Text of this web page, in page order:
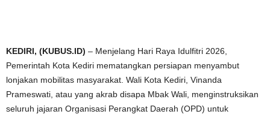
KEDIRI, (KUBUS.ID) – Menjelang Hari Raya Idulfitri 2026,
Pemerintah Kota Kediri mematangkan persiapan menyambut
lonjakan mobilitas masyarakat. Wali Kota Kediri, Vinanda
Prameswati, atau yang akrab disapa Mbak Wali, menginstruksikan
seluruh jajaran Organisasi Perangkat Daerah (OPD) untuk